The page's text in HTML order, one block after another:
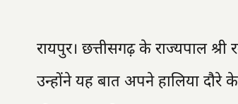
रायपुर। छत्तीसगढ़ के राज्यपाल
उन्होंने यह बात अपने हालिया दौरे